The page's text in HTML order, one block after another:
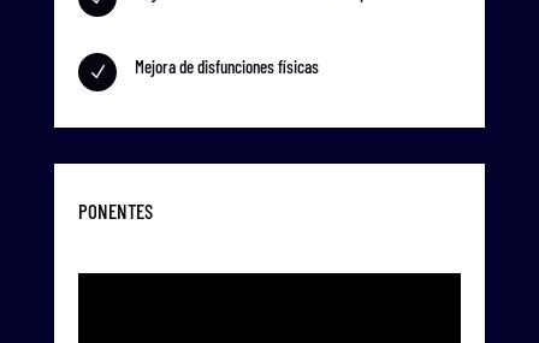
N Mejora de disfunciones físicas
PONENTES